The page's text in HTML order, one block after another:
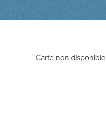
Carte non disponible